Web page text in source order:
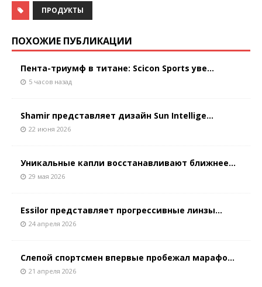
ПРОДУКТЫ
ПОХОЖИЕ ПУБЛИКАЦИИ
Пента-триумф в титане: Scicon Sports уве...
5 часов назад
Shamir представляет дизайн Sun Intellige...
22 июня 2026
Уникальные капли восстанавливают ближнее...
29 мая 2026
Essilor представляет прогрессивные линзы...
24 апреля 2026
Слепой спортсмен впервые пробежал марафо...
21 апреля 2026